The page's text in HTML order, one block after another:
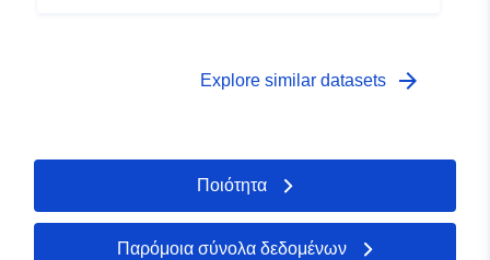
Explore similar datasets arrow_forward
Ποιότητα
Παρόμοια σύνολα δεδομένων